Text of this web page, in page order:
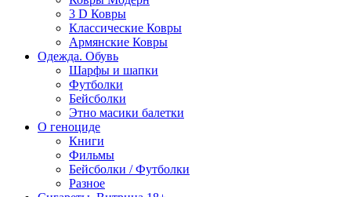
3 D Ковры
Классические Ковры
Армянские Ковры
Одежда. Обувь
Шарфы и шапки
Футболки
Бейсболки
Этно масики балетки
О геноциде
Книги
Фильмы
Бейсболки / Футболки
Разное